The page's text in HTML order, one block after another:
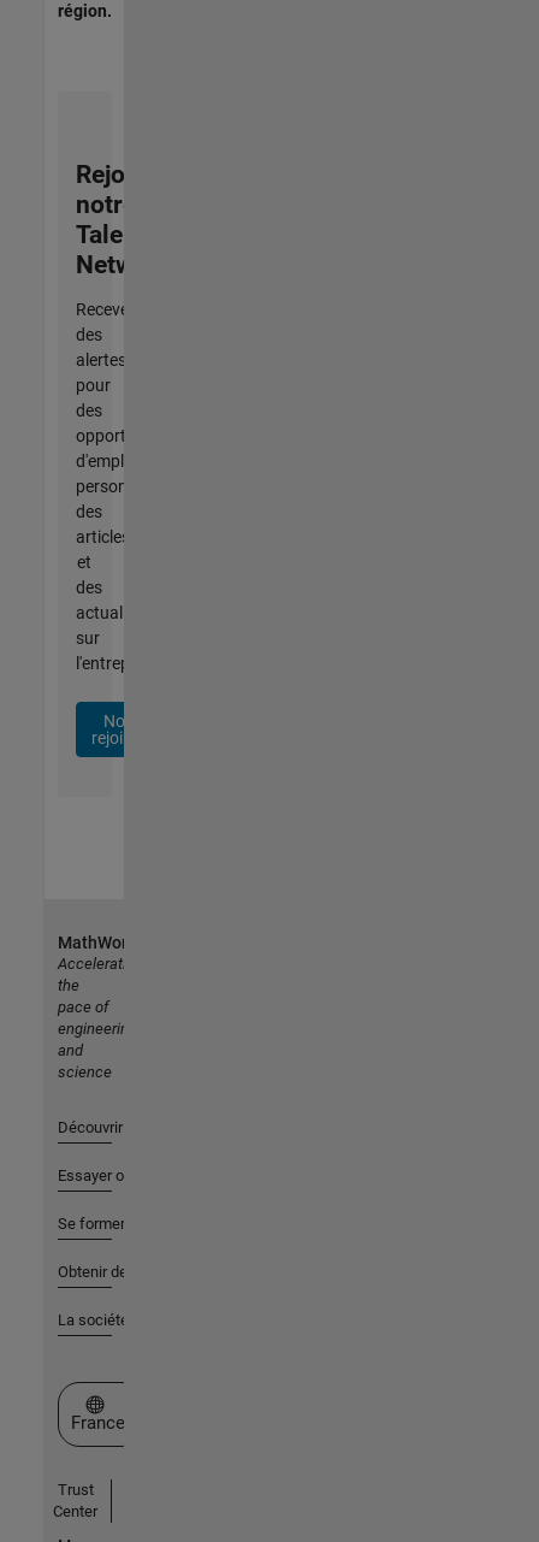
région.
Rejoignez
notre
Talent
Network
Recevez
des
alertes
pour
des
opportunités
d'emploi
personnalisées,
des
articles
et
des
actualités
sur
l'entreprise.
Nous
rejoindre
MathWorks
Accelerating
the
pace of
engineering
and
science
Découvrir les produits
Essayer ou acheter
Se former
Obtenir de l'aide
La société
Sélectionner un site web
France
Trust
Center